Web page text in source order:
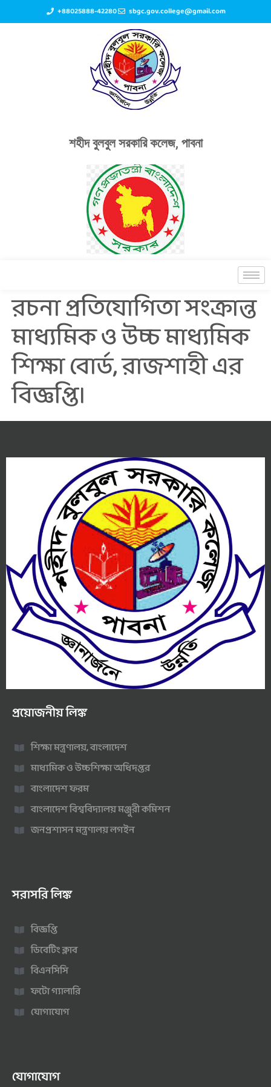
+88025888-42280 sbgc.gov.college@gmail.com
শহীদ বুলবুল সরকারি কলেজ, পাবনা
রচনা প্রতিযোগিতা সংক্রান্ত
মাধ্যমিক ও উচ্চ মাধ্যমিক
শিক্ষা বোর্ড, রাজশাহী এর
বিজ্ঞপ্তি।
প্রয়োজনীয় লিঙ্ক
শিক্ষা মন্ত্রণালয়, বাংলাদেশ
মাধ্যমিক ও উচ্চশিক্ষা অধিদপ্তর
বাংলাদেশ ফরম
বাংলাদেশ বিশ্ববিদ্যালয় মঞ্জুরী কমিশন
জনপ্রশাসন মন্ত্রণালয় লগইন
সরাসরি লিঙ্ক
বিজ্ঞপ্তি
ডিবেটিং ক্লাব
বিএনসিসি
ফটো গ্যালারি
যোগাযোগ
যোগাযোগ